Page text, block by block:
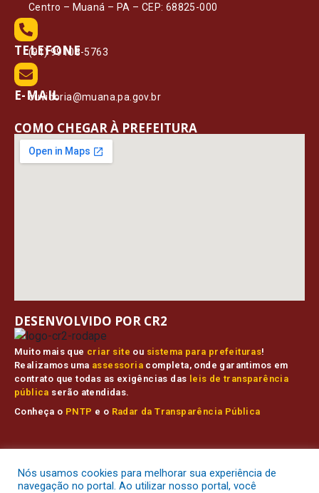
Centro – Muaná – PA – CEP: 68825-000
TELEFONE
(91) 99108-5763
E-MAIL
ouvidoria@muana.pa.gov.br
COMO CHEGAR À PREFEITURA
Muito mais que criar site ou sistema para prefeituras!
Realizamos uma assessoria completa, onde garantimos em
contrato que todas as exigências das leis de transparência
pública serão atendidas.
Conheça o PNTP e o Radar da Transparência Pública
DESENVOLVIDO POR CR2
Todos os direitos reservados aPrefeitura Municipal de Muaná.
Mapa do SiteAcessar Área AdministrativaAcessar o Webmail
Nós usamos cookies para melhorar sua experiência de
navegação no portal. Ao utilizar nosso portal, você